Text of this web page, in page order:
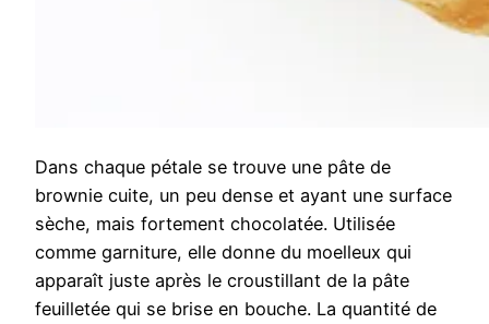
Dans chaque pétale se trouve une pâte de
brownie cuite, un peu dense et ayant une surface
sèche, mais fortement chocolatée. Utilisée
comme garniture, elle donne du moelleux qui
apparaît juste après le croustillant de la pâte
feuilletée qui se brise en bouche. La quantité de